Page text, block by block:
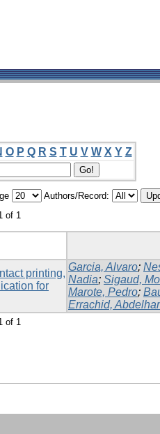
O P Q R S T U V W X Y Z
Authors/Record:
of 1
printing,
for
Garcia, Alvaro;
Nadia; Sigaud,
Marote, Pedro;
Errachid,
of 1